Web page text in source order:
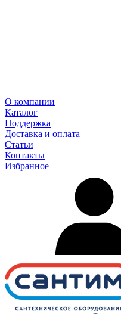
О компании
Каталог
Поддержка
Доставка и оплата
Статьи
Контакты
Избранное